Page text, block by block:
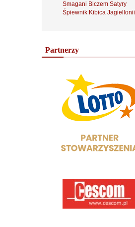
Smagani Biczem Satyry
Śpiewnik Kibica Jagiellonii
Partnerzy